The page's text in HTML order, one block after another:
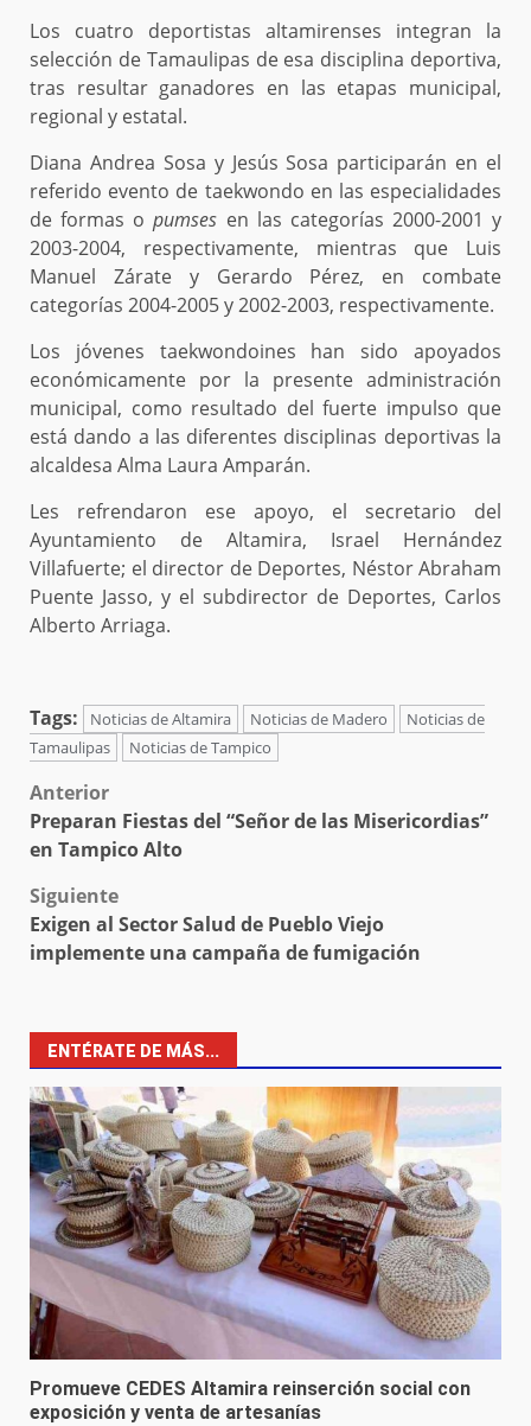
Los cuatro deportistas altamirenses integran la
selección de Tamaulipas de esa disciplina deportiva,
tras resultar ganadores en las etapas municipal,
regional y estatal.
Diana Andrea Sosa y Jesús Sosa participarán en el
referido evento de taekwondo en las especialidades
de formas opumses en las categorías 2000-2001 y
2003-2004, respectivamente, mientras que Luis
Manuel Zárate y Gerardo Pérez, en combate
categorías 2004-2005 y 2002-2003, respectivamente.
Los jóvenes taekwondoines han sido apoyados
económicamente por la presente administración
municipal, como resultado del fuerte impulso que
está dando a las diferentes disciplinas deportivas la
alcaldesa Alma Laura Amparán.
Les refrendaron ese apoyo, el secretario del
Ayuntamiento de Altamira, Israel Hernández
Villafuerte; el director de Deportes, Néstor Abraham
Puente Jasso, y el subdirector de Deportes, Carlos
Alberto Arriaga.
Tags: Noticias de Altamira Noticias de Madero
Noticias de
Tamaulipas
Noticias de Tampico
Post
navigation
Anterior
Preparan Fiestas del “Señor de las Misericordias”
en Tampico Alto
Siguiente
Exigen al Sector Salud de Pueblo Viejo
implemente una campaña de fumigación
ENTÉRATE DE MÁS...
Promueve CEDES Altamira reinserción social con
exposición y venta de artesanías